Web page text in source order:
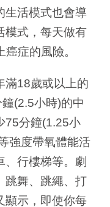
生活模式也會導
模式，每天做有
症的風險。
滿18歲或以上的
(2.5小時)的中
75分鐘(1.25小
強度帶氧體能活
行樓梯等。劇
跳舞、跳繩、打
顯示，即使你每